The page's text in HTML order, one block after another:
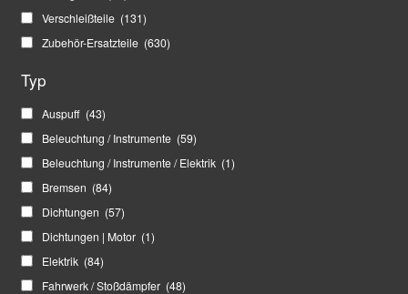
Verschleißteile (131)
Zubehör-Ersatzteile (630)
Typ
Auspuff (43)
Beleuchtung / Instrumente (59)
Beleuchtung / Instrumente / Elektrik (1)
Bremsen (84)
Dichtungen (57)
Dichtungen | Motor (1)
Elektrik (84)
Fahrwerk / Stoßdämpfer (48)